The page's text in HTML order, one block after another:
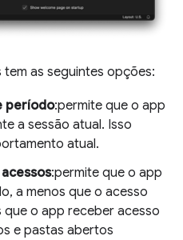
tem as seguintes opções:
período:permite que o app
a sessão atual. Isso
atual.
:permite que o app
a menos que o acesso
o app receber acesso
e pastas abertos